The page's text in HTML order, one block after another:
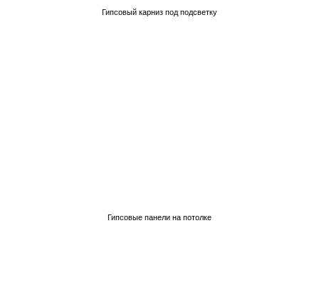
Гипсовый карниз под подсветку
Гипсовые панели на потолке